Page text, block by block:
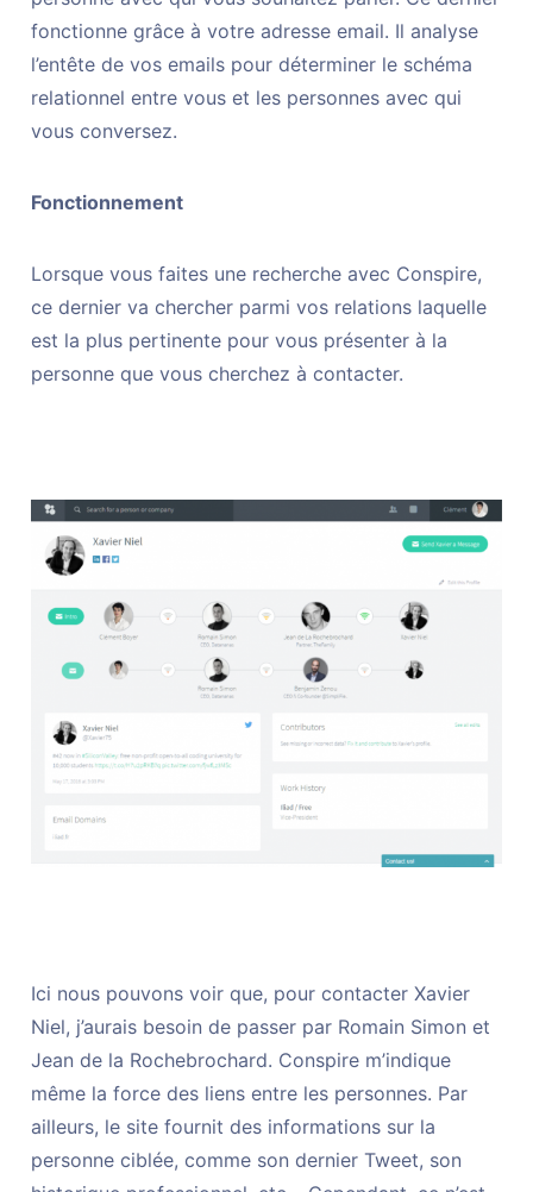
fonctionne grâce à votre adresse email. Il analyse
l’entête de vos emails pour déterminer le schéma
relationnel entre vous et les personnes avec qui
vous conversez.
Fonctionnement
Lorsque vous faites une recherche avec Conspire,
ce dernier va chercher parmi vos relations laquelle
est la plus pertinente pour vous présenter à la
personne que vous cherchez à contacter.
Ici nous pouvons voir que, pour contacter Xavier
Niel, j’aurais besoin de passer par Romain Simon et
Jean de la Rochebrochard. Conspire m’indique
même la force des liens entre les personnes. Par
ailleurs, le site fournit des informations sur la
personne ciblée, comme son dernier Tweet, son